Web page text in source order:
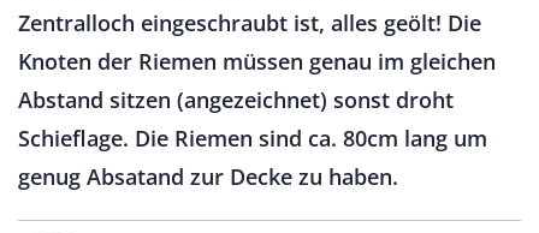
Zentralloch eingeschraubt ist, alles geölt! Die
Knoten der Riemen müssen genau im gleichen
Abstand sitzen (angezeichnet) sonst droht
Schieflage. Die Riemen sind ca. 80cm lang um
genug Absatand zur Decke zu haben.